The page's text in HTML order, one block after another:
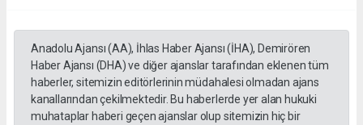
Anadolu Ajansı (AA), İhlas Haber Ajansı (İHA), Demirören
Haber Ajansı (DHA) ve diğer ajanslar tarafından eklenen tüm
haberler, sitemizin editörlerinin müdahalesi olmadan ajans
kanallarından çekilmektedir. Bu haberlerde yer alan hukuki
muhataplar haberi geçen ajanslar olup sitemizin hiç bir